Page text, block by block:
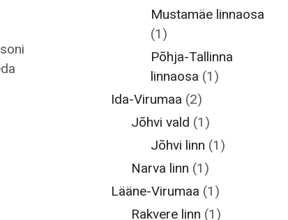
Mustamäe linnaosa
(1)
Põhja-Tallinna
linnaosa (1)
Ida-Virumaa (2)
Jõhvi vald (1)
Jõhvi linn (1)
Narva linn (1)
Lääne-Virumaa (1)
Rakvere linn (1)